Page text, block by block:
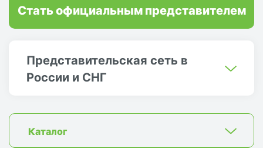
Представительская сеть в
России и СНГ
Стать официальным представителем
Каталог